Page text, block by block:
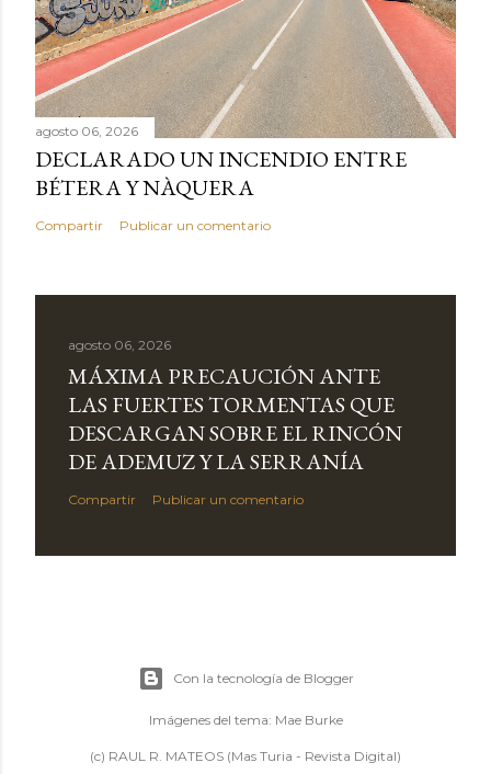
agosto 06, 2026
DECLARADO UN INCENDIO ENTRE
BÉTERA Y NÀQUERA
Compartir Publicar un comentario
agosto 06, 2026
MÁXIMA PRECAUCIÓN ANTE
LAS FUERTES TORMENTAS QUE
DESCARGAN SOBRE EL RINCÓN
DE ADEMUZ Y LA SERRANÍA
Compartir Publicar un comentario
Con la tecnología de Blogger
Imágenes del tema: Mae Burke
(c) RAUL R. MATEOS (Mas Turia - Revista Digital)